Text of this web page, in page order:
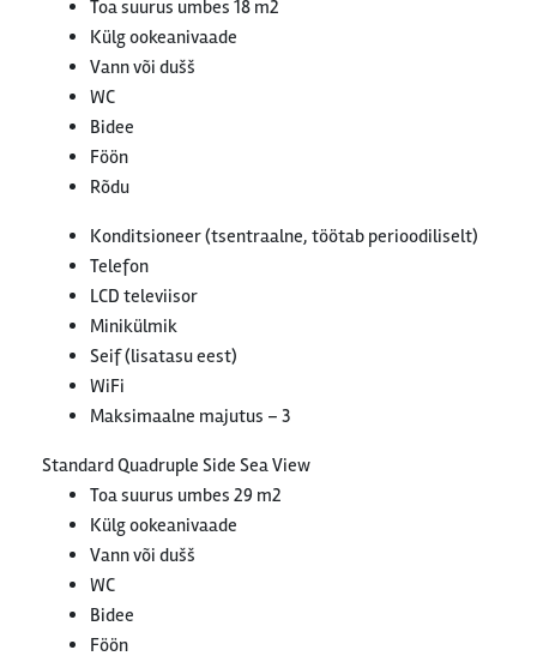
Toa suurus umbes 18 m2
Külg ookeanivaade
Vann või dušš
WC
Bidee
Föön
Rõdu
Konditsioneer (tsentraalne, töötab perioodiliselt)
Telefon
LCD televiisor
Minikülmik
Seif (lisatasu eest)
WiFi
Maksimaalne majutus – 3
Standard Quadruple Side Sea View
Toa suurus umbes 29 m2
Külg ookeanivaade
Vann või dušš
WC
Bidee
Föön